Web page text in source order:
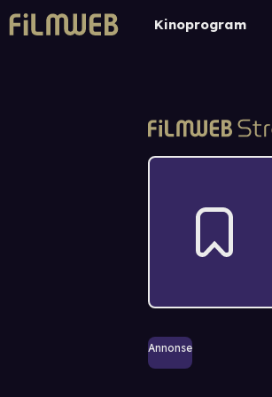
Kinoprogram
Annonse